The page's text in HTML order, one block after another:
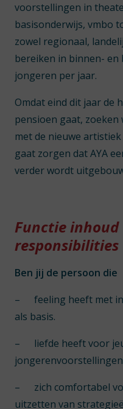
voorstellingen in
basisonderwijs, vmbo
zowel regionaal,
bereiken in binnen- en
jongeren per jaar.
Omdat eind dit jaar de
pensioen gaat, zoeken
met de nieuwe
gaat zorgen dat AYA
verder wordt
Functie
responsibilities
Ben jij de persoon die
–
feeling heeft met
als basis.
–
liefde heeft voor
–
zich comfortabel
uitzetten van